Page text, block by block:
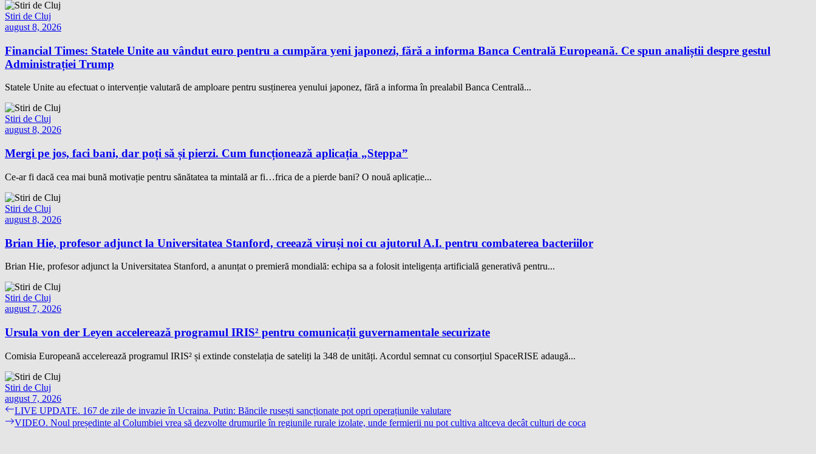
Stiri de Cluj
august 8, 2026
Financial Times: Statele Unite au vândut euro pentru a cumpăra yeni japonezi, fără a informa Banca Centrală Europeană. Ce spun analiștii despre gestul
Administrației Trump
Statele Unite au efectuat o intervenție valutară de amploare pentru susținerea yenului japonez, fără a informa în prealabil Banca Centrală...
Stiri de Cluj
august 8, 2026
Mergi pe jos, faci bani, dar poți să și pierzi. Cum funcționează aplicația „Steppa”
Ce-ar fi dacă cea mai bună motivație pentru sănătatea ta mintală ar fi…frica de a pierde bani? O nouă aplicație...
Stiri de Cluj
august 8, 2026
Brian Hie, profesor adjunct la Universitatea Stanford, creează viruși noi cu ajutorul A.I. pentru combaterea bacteriilor
Brian Hie, profesor adjunct la Universitatea Stanford, a anunțat o premieră mondială: echipa sa a folosit inteligența artificială generativă pentru...
Stiri de Cluj
august 7, 2026
Ursula von der Leyen accelerează programul IRIS² pentru comunicații guvernamentale securizate
Comisia Europeană accelerează programul IRIS² și extinde constelația de sateliți la 348 de unități. Acordul semnat cu consorțiul SpaceRISE adaugă...
Stiri de Cluj
august 7, 2026
Navigare
în
Previous
post:
LIVE UPDATE. 167 de zile de invazie în Ucraina. Putin: Băncile rusești sancționate pot opri operațiunile valutare
Next
VIDEO. Noul președinte al Columbiei vrea să dezvolte drumurile în regiunile rurale izolate, unde fermierii nu pot cultiva altceva decât culturi de coca